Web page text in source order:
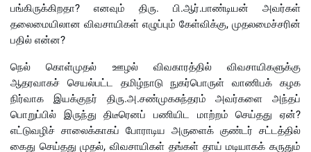
பங்கிருக்கிறதா? எனவும் திரு. பி.ஆர்.பாண்டியன் அவர்கள்
தலைமையிலான விவசாயிகள் எழுப்பும் கேள்விக்கு, முதலமைச்சரின்
பதில் என்ன?
நெல் கொள்முதல் ஊழல் விவகாரத்தில் விவசாயிகளுக்கு
ஆதரவாகச் செயல்பட்ட தமிழ்நாடு நுகர்பொருள் வாணிபக் கழக
நிர்வாக இயக்குநர் திரு.அ.சண்முகசுந்தரம் அவர்களை அந்தப்
பொறுப்பில் இருந்து திடீரெனப் பணியிட மாற்றம் செய்தது ஏன்?
எட்டுவழிச் சாலைக்காகப் போராடிய அருளைக் குண்டர் சட்டத்தில்
கைது செய்தது முதல், விவசாயிகள் தங்கள் தாய் மடியாகக் கருதும்